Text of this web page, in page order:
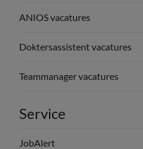
ANIOS vacatures
Doktersassistent vacatures
Teammanager vacatures
Service
JobAlert